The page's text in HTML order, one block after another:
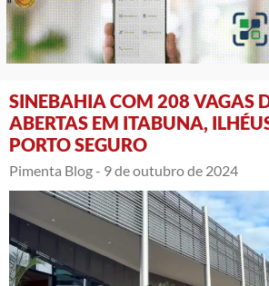
SINEBAHIA COM 208 VAGAS
ABERTAS EM ITABUNA,
PORTO SEGURO
Pimenta Blog - 9 de outubro de 2024